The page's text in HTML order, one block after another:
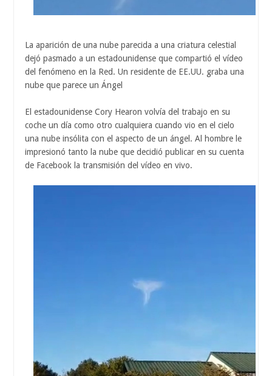
La aparición de una nube parecida a una criatura celestial
dejó pasmado a un estadounidense que compartió el vídeo
del fenómeno en la Red. Un residente de EE.UU. graba una
nube que parece un Ángel
El estadounidense Cory Hearon volvía del trabajo en su
coche un día como otro cualquiera cuando vio en el cielo
una nube insólita con el aspecto de un ángel. Al hombre le
impresionó tanto la nube que decidió publicar en su cuenta
de Facebook la transmisión del vídeo en vivo.